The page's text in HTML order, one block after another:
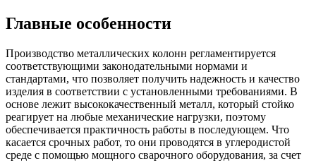
Главные особенности
Производство металлических колонн регламентируется
соответствующими законодательными нормами и
стандартами, что позволяет получить надежность и качество
изделия в соответствии с установленными требованиями. В
основе лежит высококачественный металл, который стойко
реагирует на любые механические нагрузки, поэтому
обеспечивается практичность работы в последующем. Что
касается срочных работ, то они проводятся в углеродистой
среде с помощью мощного сварочного оборудования, за счет